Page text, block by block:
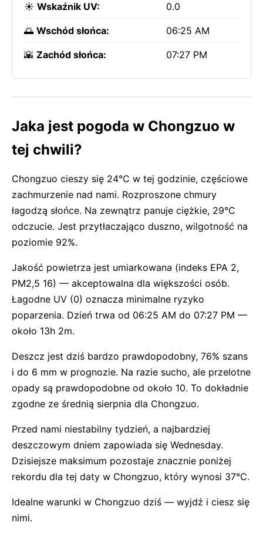
☀️ Wskaźnik UV: 0.0
🌅 Wschód słońca: 06:25 AM
🌇 Zachód słońca: 07:27 PM
Jaka jest pogoda w Chongzuo w
tej chwili?
Chongzuo cieszy się 24°C w tej godzinie, częściowe
zachmurzenie nad nami. Rozproszone chmury
łagodzą słońce. Na zewnątrz panuje ciężkie, 29°C
odczucie. Jest przytłaczająco duszno, wilgotność na
poziomie 92%.
Jakość powietrza jest umiarkowana (indeks EPA 2,
PM2,5 16) — akceptowalna dla większości osób.
Łagodne UV (0) oznacza minimalne ryzyko
poparzenia. Dzień trwa od 06:25 AM do 07:27 PM —
około 13h 2m.
Deszcz jest dziś bardzo prawdopodobny, 76% szans
i do 6 mm w prognozie. Na razie sucho, ale przelotne
opady są prawdopodobne od około 10. To dokładnie
zgodne ze średnią sierpnia dla Chongzuo.
Przed nami niestabilny tydzień, a najbardziej
deszczowym dniem zapowiada się Wednesday.
Dzisiejsze maksimum pozostaje znacznie poniżej
rekordu dla tej daty w Chongzuo, który wynosi 37°C.
Idealne warunki w Chongzuo dziś — wyjdź i ciesz się
nimi.